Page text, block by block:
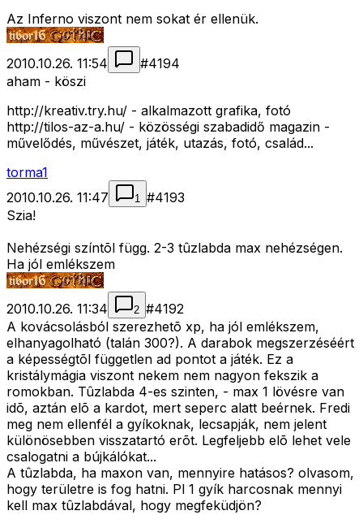
Az Inferno viszont nem sokat ér ellenük.
2010.10.26. 11:54 #4194
aham - köszi
http://kreativ.try.hu/ - alkalmazott grafika, fotó
http://tilos-az-a.hu/ - közösségi szabadidő magazin -
művelődés, művészet, játék, utazás, fotó, család...
torma1
2010.10.26. 11:47
1 #4193
Szia!
Nehézségi színtõl függ. 2-3 tûzlabda max nehézségen.
Ha jól emlékszem
2010.10.26. 11:34 2 #4192
A kovácsolásból szerezhetõ xp, ha jól emlékszem,
elhanyagolható (talán 300?). A darabok megszerzéséért
a képességtõl független ad pontot a játék. Ez a
kristálymágia viszont nekem nem nagyon fekszik a
romokban. Tûzlabda 4-es szinten, - max 1 lövésre van
idõ, aztán elõ a kardot, mert seperc alatt beérnek. Fredi
meg nem ellenfél a gyíkoknak, lecsapják, nem jelent
különösebben visszatartó erõt. Legfeljebb elõ lehet vele
csalogatni a bújkálókat...
A tûzlabda, ha maxon van, mennyire hatásos? olvasom,
hogy területre is fog hatni. Pl 1 gyík harcosnak mennyi
kell max tûzlabdával, hogy megfeküdjön?